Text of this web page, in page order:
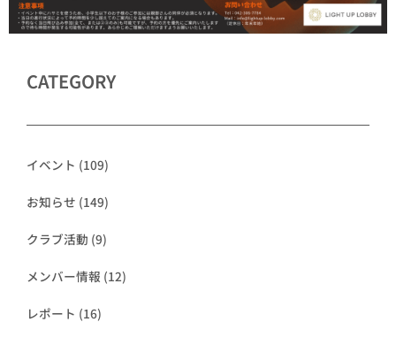
CATEGORY
イベント (109)
お知らせ (149)
クラブ活動 (9)
メンバー情報 (12)
レポート (16)